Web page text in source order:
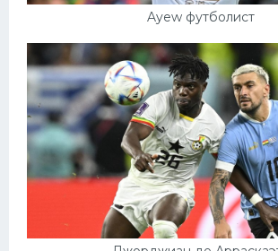
Ayew футболист